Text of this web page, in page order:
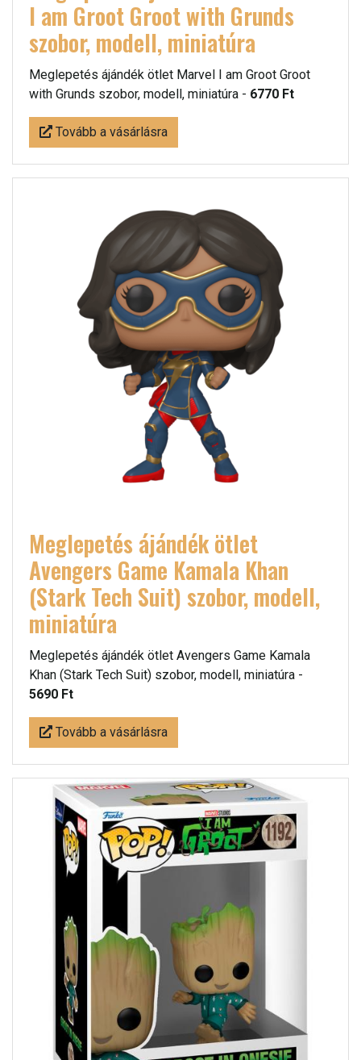
I am Groot Groot with Grunds
szobor, modell, miniatúra
Meglepetés ájándék ötlet Marvel I am Groot Groot
with Grunds szobor, modell, miniatúra - 6770 Ft
Tovább a vásárlásra
Meglepetés ájándék ötlet
Avengers Game Kamala Khan
(Stark Tech Suit) szobor, modell,
miniatúra
Meglepetés ájándék ötlet Avengers Game Kamala
Khan (Stark Tech Suit) szobor, modell, miniatúra -
5690 Ft
Tovább a vásárlásra